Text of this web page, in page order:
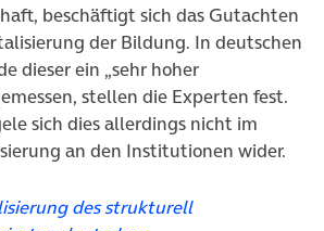
beschäftigt sich das Gutachten
der Bildung. In deutschen
dieser ein „sehr hoher
stellen die Experten fest.
sich dies allerdings nicht im
an den Institutionen wider.
des strukturell